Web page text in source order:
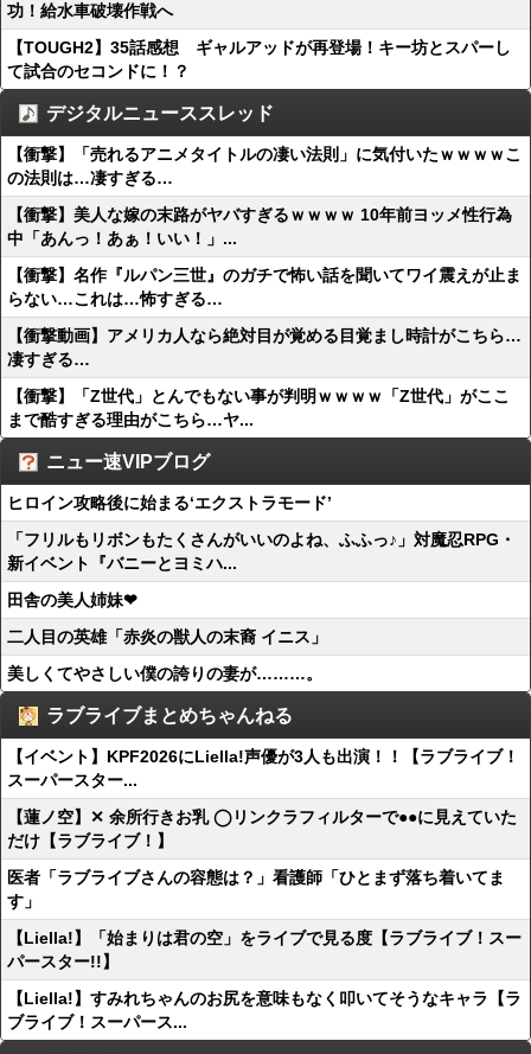
功！給水車破壊作戦へ
【TOUGH2】35話感想 ギャルアッドが再登場！キー坊とスパーし
て試合のセコンドに！？
デジタルニューススレッド
【衝撃】「売れるアニメタイトルの凄い法則」に気付いたｗｗｗｗこ
の法則は…凄すぎる…
【衝撃】美人な嫁の末路がヤバすぎるｗｗｗｗ 10年前ヨッメ性行為
中「あんっ！あぁ！いい！」...
【衝撃】名作『ルパン三世』のガチで怖い話を聞いてワイ震えが止ま
らない…これは…怖すぎる…
【衝撃動画】アメリカ人なら絶対目が覚める目覚まし時計がこちら…
凄すぎる…
【衝撃】「Z世代」とんでもない事が判明ｗｗｗｗ「Z世代」がここ
まで酷すぎる理由がこちら…ヤ...
ニュー速VIPブログ
ヒロイン攻略後に始まる‘エクストラモード’
「フリルもリボンもたくさんがいいのよね、ふふっ♪」対魔忍RPG・
新イベント『バニーとヨミハ...
田舎の美人姉妹❤
二人目の英雄「赤炎の獣人の末裔 イニス」
美しくてやさしい僕の誇りの妻が………。
ラブライブまとめちゃんねる
【イベント】KPF2026にLiella!声優が3人も出演！！【ラブライブ！
スーパースター...
【蓮ノ空】✕ 余所行きお乳 ◯リンクラフィルターで●●に見えていた
だけ【ラブライブ！】
医者「ラブライブさんの容態は？」看護師「ひとまず落ち着いてま
す」
【Liella!】「始まりは君の空」をライブで見る度【ラブライブ！スー
パースター!!】
【Liella!】すみれちゃんのお尻を意味もなく叩いてそうなキャラ【ラ
ブライブ！スーパース...